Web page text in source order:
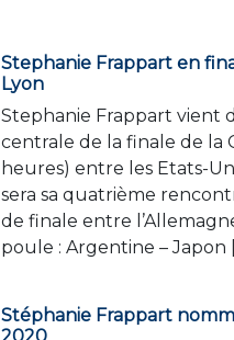
Stephanie Frappart en
Lyon
Stephanie Frappart vient
centrale de la finale de la
heures) entre les Etats-
sera sa quatrième
de finale entre
poule : Argentine – Japon
Stéphanie Frappart